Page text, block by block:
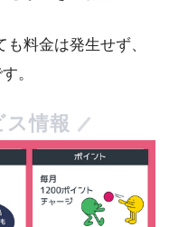
料金は発生せず、
。
ス情報